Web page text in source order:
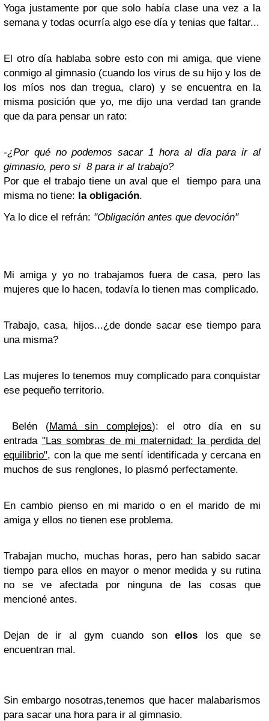
Yoga justamente por que solo había clase una vez a la
semana y todas ocurría algo ese día y tenias que faltar...
El otro día hablaba sobre esto con mi amiga, que viene
conmigo al gimnasio (cuando los virus de su hijo y los de
los míos nos dan tregua, claro) y se encuentra en la
misma posición que yo, me dijo una verdad tan grande
que da para pensar un rato:
-¿Por qué no podemos sacar 1 hora al día para ir al
gimnasio, pero si 8 para ir al trabajo?
Por que el trabajo tiene un aval que el tiempo para una
misma no tiene: la obligación.
Ya lo dice el refrán: "Obligación antes que devoción"
Mi amiga y yo no trabajamos fuera de casa, pero las
mujeres que lo hacen, todavía lo tienen mas complicado.
Trabajo, casa, hijos...¿de donde sacar ese tiempo para
una misma?
Las mujeres lo tenemos muy complicado para conquistar
ese pequeño territorio.
Belén (Mamá sin complejos): el otro día en su
entrada "Las sombras de mi maternidad: la perdida del
equilibrio", con la que me sentí identificada y cercana en
muchos de sus renglones, lo plasmó perfectamente.
En cambio pienso en mi marido o en el marido de mi
amiga y ellos no tienen ese problema.
Trabajan mucho, muchas horas, pero han sabido sacar
tiempo para ellos en mayor o menor medida y su rutina
no se ve afectada por ninguna de las cosas que
mencioné antes.
Dejan de ir al gym cuando sonellos los que se
encuentran mal.
Sin embargo nosotras,tenemos que hacer malabarismos
para sacar una hora para ir al gimnasio.